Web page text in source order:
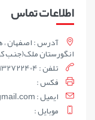
اطلاعات تماس
آدرس : اصفهان ،
انگورستان ملک(جنب کوچه11)،تبلیغات
تلفن : 03191012031,03132722404
فکس :
ايميل : mehreganprintt@gmail.com
موبايل :